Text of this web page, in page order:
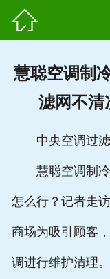

慧聪空调制
滤网不清
中央空调过滤
慧聪空调制冷
怎么行？记者走
商场为吸引顾客
调进行维护清理